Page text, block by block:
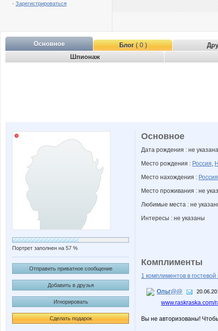
- Зарегистрироваться
Основное Блог( 0 )
Шпионаж
Портрет заполнен на 57 %
Отправить приватное сообщение
Добавить в друзья
Игнорировать
Сделать подарок
Основное
Дата рождения : не указана
Место рождения : Россия,
Место нахождения : Россия
Место проживания : не
Любимые места : не
Интересы : не указаны
Комплименты
1 комплиментов в гостевой
Ольг@@
www.raskraska.com/
Вы не авторизованы!